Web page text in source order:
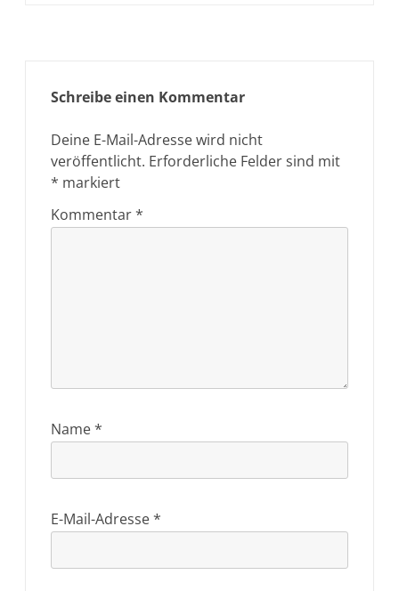
Schreibe einen Kommentar
Deine E-Mail-Adresse wird nicht
veröffentlicht. Erforderliche Felder sind mit
* markiert
Kommentar*
Name*
E-Mail-Adresse*